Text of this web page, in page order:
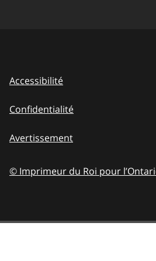
Accessibilité
Confidentialité
Avertissement
© Imprimeur du Roi pour